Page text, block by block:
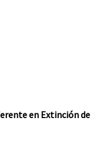
en Extinción de